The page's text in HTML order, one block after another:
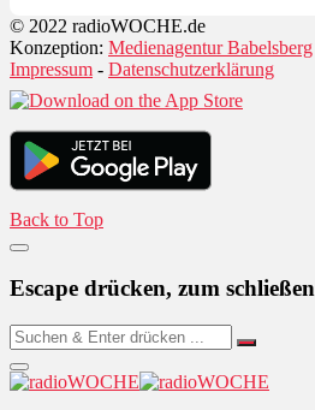
© 2022 radioWOCHE.de
Konzeption: Medienagentur Babelsberg
Impressum - Datenschutzerklärung
Back to Top
Escape drücken, zum schließen